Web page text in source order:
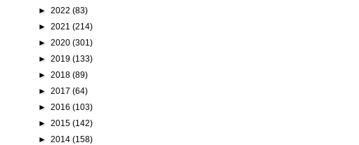
► 2022 (83)
► 2021 (214)
► 2020 (301)
► 2019 (133)
► 2018 (89)
► 2017 (64)
► 2016 (103)
► 2015 (142)
► 2014 (158)